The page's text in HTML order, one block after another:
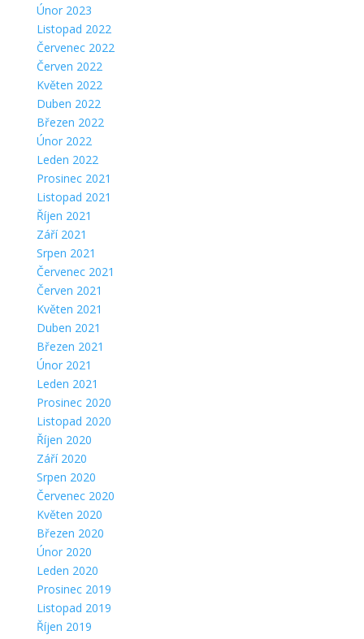
Únor 2023
Listopad 2022
Červenec 2022
Červen 2022
Květen 2022
Duben 2022
Březen 2022
Únor 2022
Leden 2022
Prosinec 2021
Listopad 2021
Říjen 2021
Září 2021
Srpen 2021
Červenec 2021
Červen 2021
Květen 2021
Duben 2021
Březen 2021
Únor 2021
Leden 2021
Prosinec 2020
Listopad 2020
Říjen 2020
Září 2020
Srpen 2020
Červenec 2020
Květen 2020
Březen 2020
Únor 2020
Leden 2020
Prosinec 2019
Listopad 2019
Říjen 2019